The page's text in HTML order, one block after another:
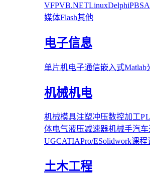
VFPVB.NETLinuxDelphiPB
媒体Flash其他
电子信息
单片机电子通信嵌入式Matlab
机械机电
机械模具注塑冲压数控加工
体电气液压减速器机械手汽车
UGCATIAPro/ESolidwork课程
土木工程